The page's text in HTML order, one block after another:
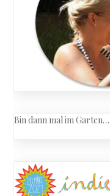
Bin dann mal im Garten…